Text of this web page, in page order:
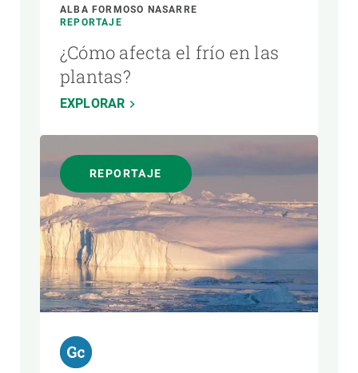
ALBA FORMOSO NASARRE
REPORTAJE
¿Cómo afecta el frío en las
plantas?
EXPLORAR
REPORTAJE